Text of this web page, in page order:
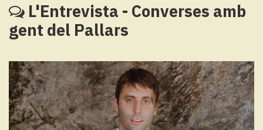
L'Entrevista - Converses amb
gent del Pallars